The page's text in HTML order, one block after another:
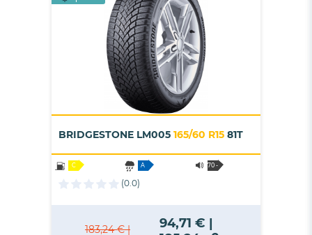
BRIDGESTONE LM005 165/60 R15 81T
C A
70 -
(0.0)
183,24 € |
94,71 € |